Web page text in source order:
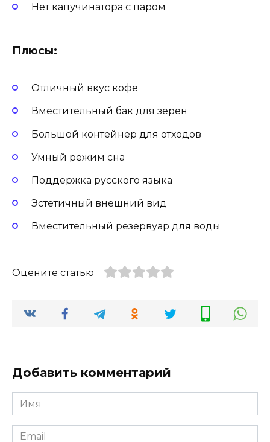
Нет капучинатора с паром
Плюсы:
Отличный вкус кофе
Вместительный бак для зерен
Большой контейнер для отходов
Умный режим сна
Поддержка русского языка
Эстетичный внешний вид
Вместительный резервуар для воды
Оцените статью
Добавить комментарий
Имя
Email